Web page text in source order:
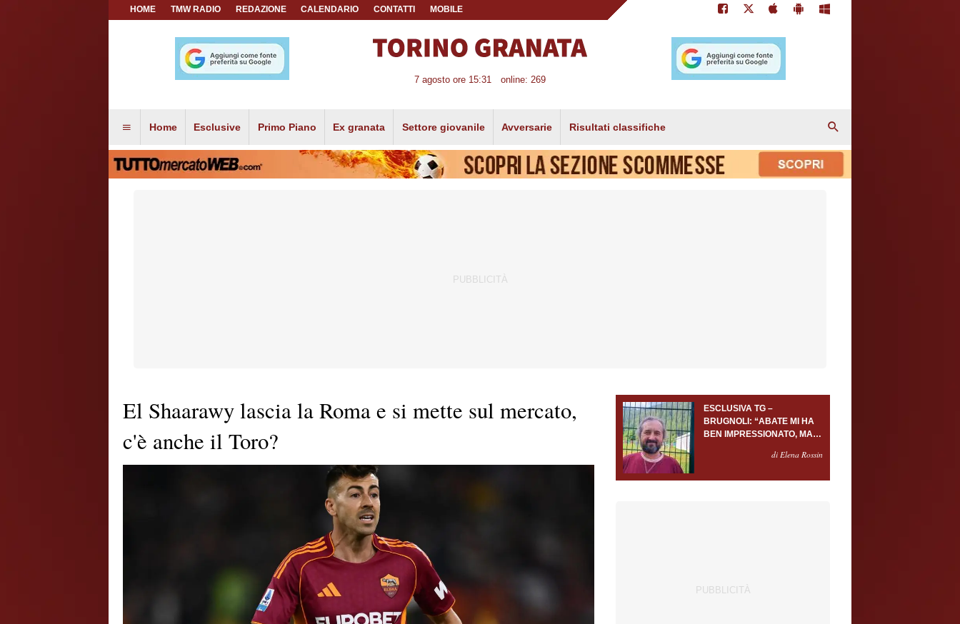
HOME TMW RADIO REDAZIONE CALENDARIO CONTATTI MOBILE
7 agosto ore 15:31 online: 269
Home Esclusive Primo Piano Ex granata Settore giovanile Avversarie Risultati classifiche
El Shaarawy lascia la Roma e si mette sul mercato,
c'è anche il Toro?
ESCLUSIVA TG –
BRUGNOLI: “ABATE MI HA
BEN IMPRESSIONATO, MA
PORTIERE SERVONOdi Elena Rossin